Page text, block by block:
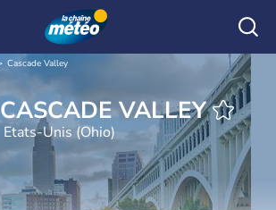
Cascade Valley
METEO CASCADE VALLEY
Etats-Unis (Ohio)